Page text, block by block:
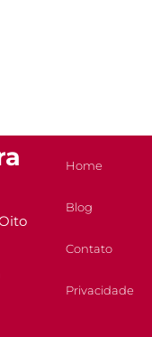
Home
Blog
Contato
Privacidade